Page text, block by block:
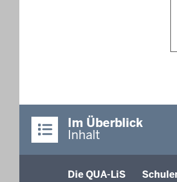
Im Überblick
Inhalt
Die QUA-LiS